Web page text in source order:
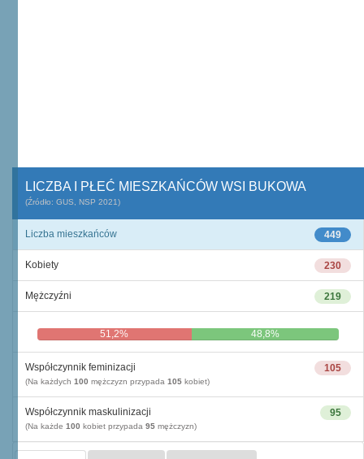
LICZBA I PŁEĆ MIESZKAŃCÓW WSI BUKOWA
(Źródło: GUS, NSP 2021)
449
Liczba mieszkańców
230
Kobiety
219
Mężczyźni
51,2% 48,8%
105
Współczynnik feminizacji
(Na każdych 100 mężczyzn przypada 105 kobiet)
95
Współczynnik maskulinizacji
(Na każde 100 kobiet przypada 95 mężczyzn)